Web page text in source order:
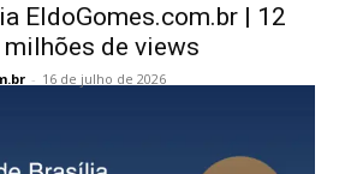
EldoGomes.com.br | 12
milhões de views
- 16 de julho de 2026